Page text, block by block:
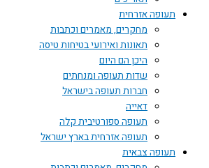
תעופה אזרחית
מחקרים, מאמרים וכתבות
תאונות ואירועי בטיחות טיסה
היכן הם היום
שדות תעופה ומנחתים
חברות תעופה בישראל
דאייה
תעופה ספורטיבית קלה
תעופה אזרחית בארץ ישראל
תעופה צבאית